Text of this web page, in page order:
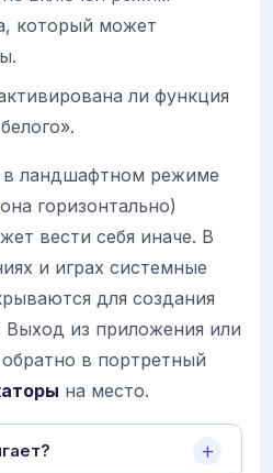
который может
ли функция
в ландшафтном режиме
горизонтально)
вести себя иначе. В
и играх системные
для создания
Выход из приложения или
в портретный
на место.